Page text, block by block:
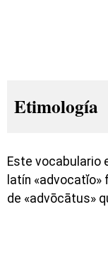
Etimología
Este vocabulario
latín
de «advōcātus»